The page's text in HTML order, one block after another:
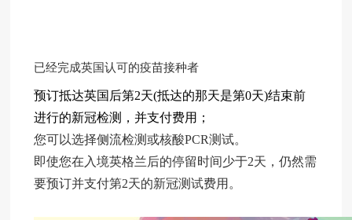
已经完成英国认可的疫苗接种者
预订抵达英国后第2天(抵达的那天是第0天)结束前
进行的新冠检测，并支付费用；
您可以选择侧流检测或核酸PCR测试。
即使您在入境英格兰后的停留时间少于2天，仍然需
要预订并支付第2天的新冠测试费用。